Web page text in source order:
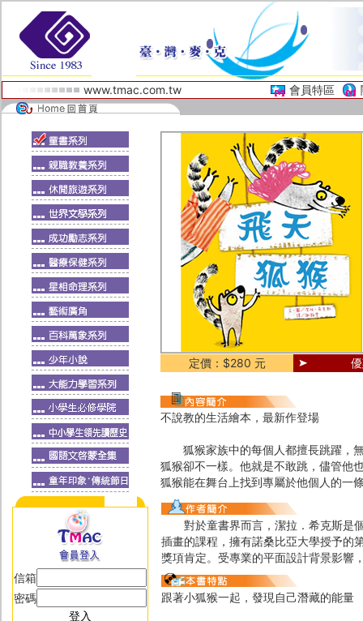
www.tmac.com.tw 會員特區
信箱
密碼
定價：$280 元
不說教的生活繪本，最新作登場
狐猴家族中的每個人都擅長跳躍，無
狐猴卻不一樣。他就是不敢跳，儘管他
狐猴能在舞台上找到專屬於他個人的一
對於童書界而言，潔拉．希克斯是個
插畫的課程，擁有諾桑比亞大學授予的
獎項肯定。受專業的平面設計背景影響
跟著小狐猴一起，發現自己潛藏的能量